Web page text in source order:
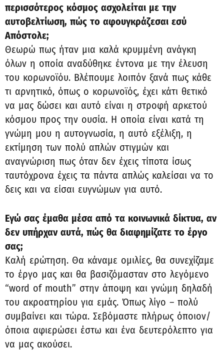
περισσότερος κόσμος ασχολείται με την
αυτοβελτίωση, πώς το αφουγκράζεσαι εσύ
Απόστολε;
Θεωρώ πως ήταν μια καλά κρυμμένη ανάγκη
όλων η οποία αναδύθηκε έντονα με την έλευση
του κορωνοϊόυ. Βλέπουμε λοιπόν ξανά πως κάθε
τι αρνητικό, όπως ο κορωνοϊός, έχει κάτι θετικό
να μας δώσει και αυτό είναι η στροφή αρκετού
κόσμου προς την ουσία. Η οποία είναι κατά τη
γνώμη μου η αυτογνωσία, η αυτό εξέλιξη, η
εκτίμηση των πολύ απλών στιγμών και
αναγνώριση πως όταν δεν έχεις τίποτα ίσως
ταυτόχρονα έχεις τα πάντα απλώς καλείσαι να το
δεις και να είσαι ευγνώμων για αυτό.
Εγώ σας έμαθα μέσα από τα κοινωνικά δίκτυα, αν
δεν υπήρχαν αυτά, πώς θα διαφημίζατε το έργο
σας;
Καλή ερώτηση. Θα κάναμε ομιλίες, θα συνεχίζαμε
το έργο μας και θα βασιζόμασταν στο λεγόμενο
“word of mouth” στην άποψη και γνώμη δηλαδή
του ακροατηρίου για εμάς. Όπως λίγο – πολύ
συμβαίνει και τώρα. Σεβόμαστε πλήρως όποιον/
όποια αφιερώσει έστω και ένα δευτερόλεπτο για
να μας ακούσει.